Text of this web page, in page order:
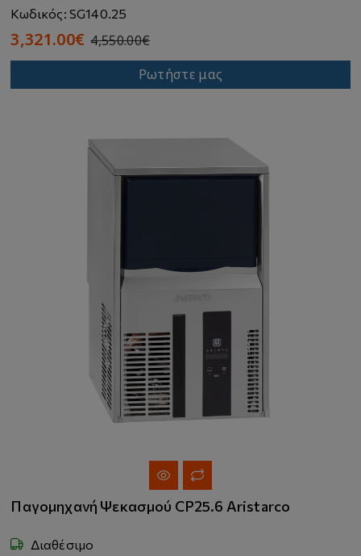
Κωδικός: SG140.25
3,321.00€ 4,550.00€
Ρωτήστε μας
Παγομηχανή Ψεκασμού CP25.6 Aristarco
Διαθέσιμο